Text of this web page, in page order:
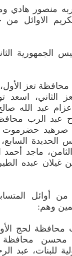
منصور هادي
الاوائل
الجمهورية
تعز
الثاني، اسعد
عبد الله
عبد الرب
حضرموت
الحديدة
الثامن، ماجد
غيلان عبده
من أوائل
وهم:
لحج
محسن
للبنات، عبد